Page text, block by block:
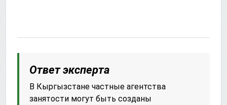
Ответ эксперта
В Кыргызстане частные агентства
занятости могут быть созданы